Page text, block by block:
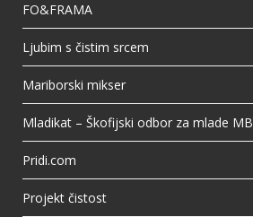
FO&FRAMA
Ljubim s čistim srcem
Mariborski mikser
Mladikat – Škofijski odbor za mlade MB
Pridi.com
Projekt čistost